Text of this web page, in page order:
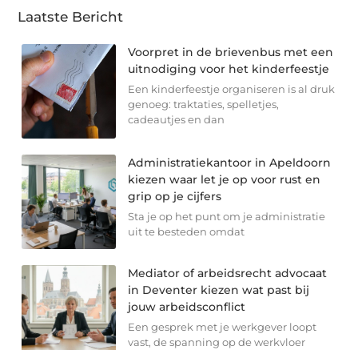
Laatste Bericht
Voorpret in de brievenbus met een
uitnodiging voor het kinderfeestje
Een kinderfeestje organiseren is al druk
genoeg: traktaties, spelletjes,
cadeautjes en dan
Administratiekantoor in Apeldoorn
kiezen waar let je op voor rust en
grip op je cijfers
Sta je op het punt om je administratie
uit te besteden omdat
Mediator of arbeidsrecht advocaat
in Deventer kiezen wat past bij
jouw arbeidsconflict
Een gesprek met je werkgever loopt
vast, de spanning op de werkvloer